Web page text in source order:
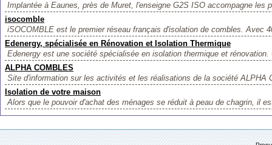
Implantée à Eaunes, près de Muret, l'enseigne G2S ISO accompagne les
isocomble
iSOCOMBLE est le premier réseau français d'isolation de combles. Avec
Edenergy, spécialisée en Rénovation et Isolation Thermique
Edenergy est une société spécialisée en isolation thermique et
ALPHA COMBLES
Site d'information sur les activités et les réalisations de la société ALPHA
Isolation de votre maison
Alors que le pouvoir d'achat des ménages se réduit à peau de chagrin, il